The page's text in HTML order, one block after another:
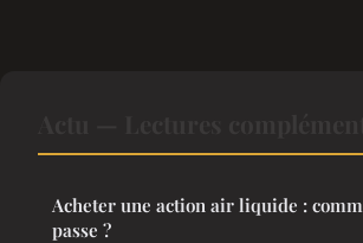
Acheter une action air liquide :
passe ?